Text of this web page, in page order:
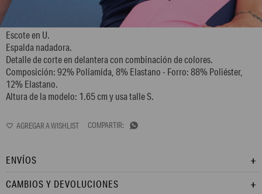
Escote en U.
Espalda nadadora.
Detalle de corte en delantera con combinación de colores.
Composición: 92% Poliamida, 8% Elastano - Forro: 88% Poliéster,
12% Elastano.
Altura de la modelo: 1.65 cm y usa talle S.

ENVÍOS
CAMBIOS Y DEVOLUCIONES